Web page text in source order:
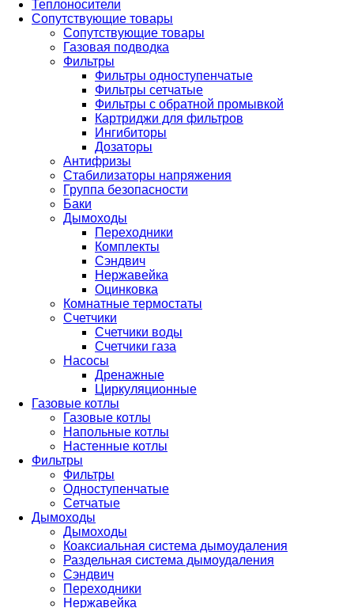
Теплоносители
Сопутствующие товары
Сопутствующие товары
Газовая подводка
Фильтры
Фильтры одноступенчатые
Фильтры сетчатые
Фильтры с обратной промывкой
Картриджи для фильтров
Ингибиторы
Дозаторы
Антифризы
Стабилизаторы напряжения
Группа безопасности
Баки
Дымоходы
Переходники
Комплекты
Сэндвич
Нержавейка
Оцинковка
Комнатные термостаты
Счетчики
Счетчики воды
Счетчики газа
Насосы
Дренажные
Циркуляционные
Газовые котлы
Газовые котлы
Напольные котлы
Настенные котлы
Фильтры
Фильтры
Одноступенчатые
Сетчатые
Дымоходы
Дымоходы
Коаксиальная система дымоудаления
Раздельная система дымоудаления
Сэндвич
Переходники
Нержавейка